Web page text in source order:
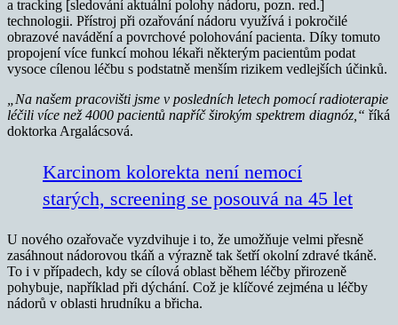
a tracking [sledování aktuální polohy nádoru, pozn. red.]
technologii. Přístroj při ozařování nádoru využívá i pokročilé
obrazové navádění a povrchové polohování pacienta. Díky tomuto
propojení více funkcí mohou lékaři některým pacientům podat
vysoce cílenou léčbu s podstatně menším rizikem vedlejších účinků.
„Na našem pracovišti jsme v posledních letech pomocí radioterapie
léčili více než 4000 pacientů napříč širokým spektrem diagnóz,“ říká
doktorka Argalácsová.
Karcinom kolorekta není nemocí
starých, screening se posouvá na 45 let
U nového ozařovače vyzdvihuje i to, že umožňuje velmi přesně
zasáhnout nádorovou tkáň a výrazně tak šetří okolní zdravé tkáně.
To i v případech, kdy se cílová oblast během léčby přirozeně
pohybuje, například při dýchání. Což je klíčové zejména u léčby
nádorů v oblasti hrudníku a břicha.